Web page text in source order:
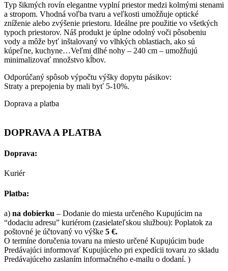
Typ šikmých rovín elegantne vyplní priestor medzi kolmými stenami
a stropom. Vhodná voľba tvaru a veľkosti umožňuje optické
zníženie alebo zvýšenie priestoru. Ideálne pre použitie vo všetkých
typoch priestorov. Náš produkt je úplne odolný voči pôsobeniu
vody a môže byť inštalovaný vo vlhkých oblastiach, ako sú
kúpeľne, kuchyne…Veľmi dlhé nohy – 240 cm – umožňujú
minimalizovať množstvo kĺbov.
Odporúčaný spôsob výpočtu výšky dopytu pásikov:
Straty a prepojenia by mali byť 5-10%.
Doprava a platba
DOPRAVA A PLATBA
Doprava:
Kuriér
Platba:
a) na dobierku – Dodanie do miesta určeného Kupujúcim na
“dodaciu adresu” kuriérom (zasielateľskou službou): Poplatok za
poštovné je účtovaný vo výške 5 €.
O termíne doručenia tovaru na miesto určené Kupujúcim bude
Predávajúci informovať Kupujúceho pri expedícii tovaru zo skladu
Predávajúceho zaslaním informačného e-mailu o dodaní. )